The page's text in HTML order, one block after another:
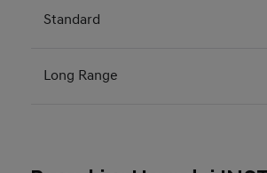
Standard
Long Range